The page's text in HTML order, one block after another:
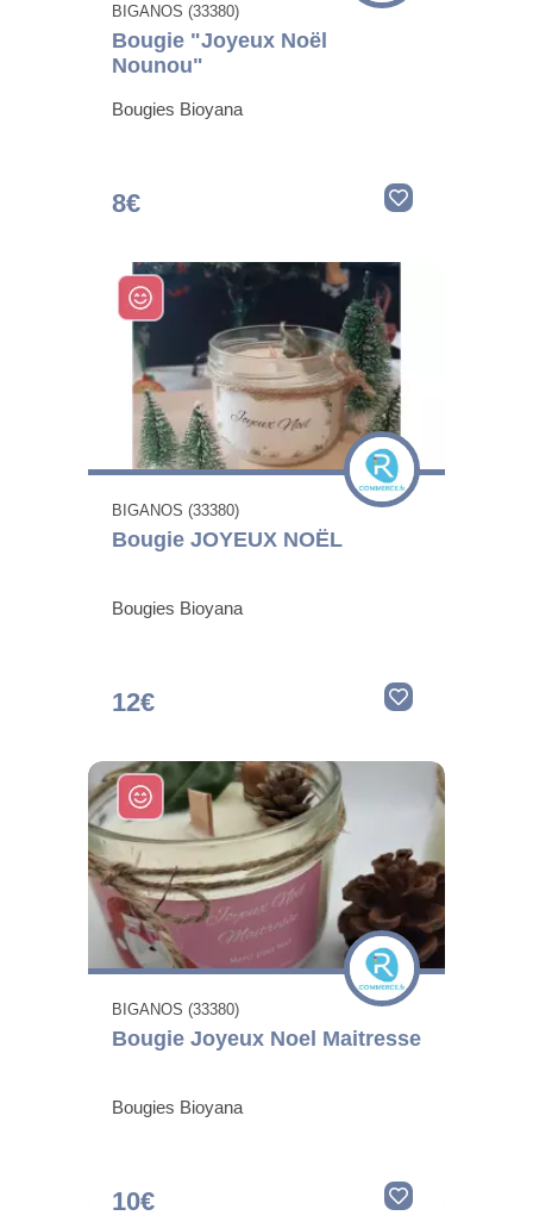
BIGANOS (33380)
Bougie "Joyeux Noël
Nounou"
Bougies Bioyana
8€
BIGANOS (33380)
Bougie JOYEUX NOËL
Bougies Bioyana
12€
BIGANOS (33380)
Bougie Joyeux Noel Maitresse
Bougies Bioyana
10€